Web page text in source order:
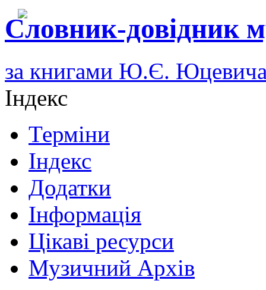
Словник-довідник
за книгами Ю.Є.
Індекс
Терміни
Індекс
Додатки
Інформація
Цікаві ресурси
Музичний Архів